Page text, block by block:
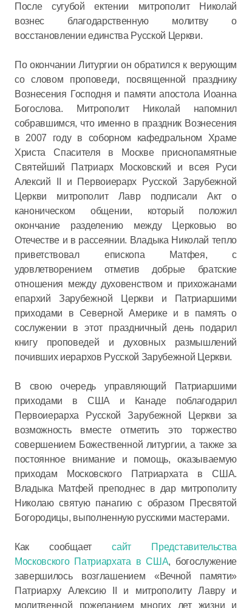
После сугубой ектении митрополит Николай
вознес благодарственную молитву о
восстановлении единства Русской Церкви.
По окончании Литургии он обратился к верующим
со словом проповеди, посвященной празднику
Вознесения Господня и памяти апостола Иоанна
Богослова. Митрополит Николай напомнил
собравшимся, что именно в праздник Вознесения
в 2007 году в соборном кафедральном Храме
Христа Спасителя в Москве приснопамятные
Святейший Патриарх Московский и всея Руси
Алексий II и Первоиерарх Русской Зарубежной
Церкви митрополит Лавр подписали Акт о
каноническом общении, который положил
окончание разделению между Церковью во
Отечестве и в рассеянии. Владыка Николай тепло
приветствовал епископа Матфея, с
удовлетворением отметив добрые братские
отношения между духовенством и прихожанами
епархий Зарубежной Церкви и Патриаршими
приходами в Северной Америке и в память о
сослужении в этот праздничный день подарил
книгу проповедей и духовных размышлений
почивших иерархов Русской Зарубежной Церкви.
В свою очередь управляющий Патриаршими
приходами в США и Канаде поблагодарил
Первоиерарха Русской Зарубежной Церкви за
возможность вместе отметить это торжество
совершением Божественной литургии, а также за
постоянное внимание и помощь, оказываемую
приходам Московского Патриархата в США.
Владыка Матфей преподнес в дар митрополиту
Николаю святую панагию с образом Пресвятой
Богородицы, выполненную русскими мастерами.
Как сообщаетсайт Представительства
Московского Патриархата в США, богослужение
завершилось возглашением «Вечной памяти»
Патриарху Алексию II и митрополиту Лавру и
молитвенной пожеланием многих лет жизни и